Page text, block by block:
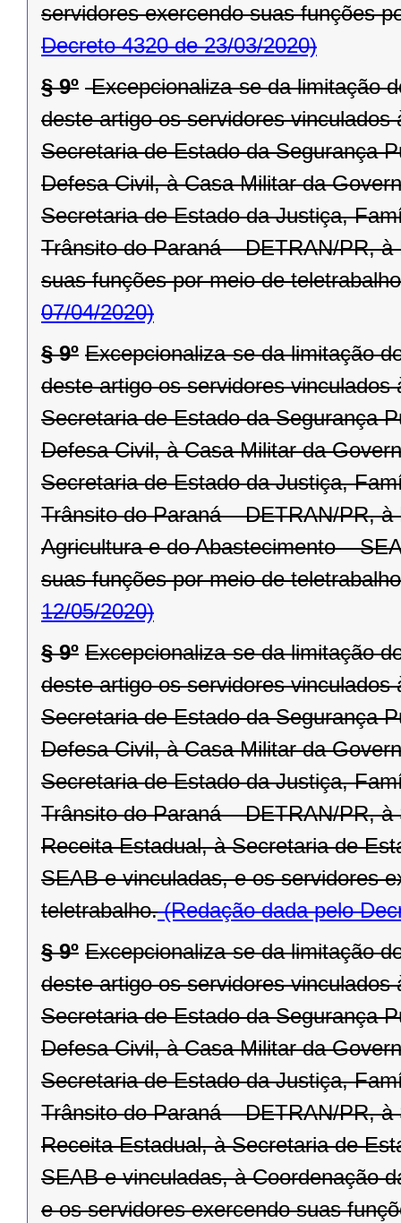
servidores exercendo suas funções
Decreto 4320 de 23/03/2020)
§ 9º Excepcionaliza-se da limitação
deste artigo os servidores
Secretaria de Estado da Segurança
Defesa Civil, à Casa Militar da
Secretaria de Estado da Justiça,
Trânsito do Paraná – DETRAN/PR,
suas funções por meio de
07/04/2020)
§ 9º Excepcionaliza-se da limitação
deste artigo os servidores
Secretaria de Estado da Segurança
Defesa Civil, à Casa Militar da
Secretaria de Estado da Justiça,
Trânsito do Paraná – DETRAN/PR,
Agricultura e do Abastecimento –
suas funções por meio de
12/05/2020)
§ 9º Excepcionaliza-se da limitação
deste artigo os servidores
Secretaria de Estado da Segurança
Defesa Civil, à Casa Militar da
Secretaria de Estado da Justiça,
Trânsito do Paraná – DETRAN/PR,
Receita Estadual, à Secretaria de
SEAB e vinculadas, e os servidores
teletrabalho.(Redação dada pelo
§ 9º Excepcionaliza-se da limitação
deste artigo os servidores
Secretaria de Estado da Segurança
Defesa Civil, à Casa Militar da
Secretaria de Estado da Justiça,
Trânsito do Paraná – DETRAN/PR,
Receita Estadual, à Secretaria de
SEAB e vinculadas, à Coordenação
e os servidores exercendo suas